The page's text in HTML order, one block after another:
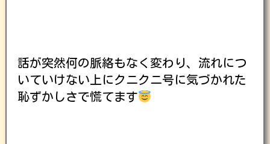
話が突然何の脈絡もなく変わり、流れにつ
いていけない上にクニクニ号に気づかれた
恥ずかしさで慌てます